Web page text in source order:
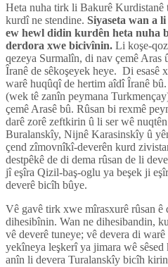
Heta nuha tirk li Bakurê
kurdî ne stendine. Siyaseta wan a
ew hewl didin kurdên heta nuha
derdora xwe bicivînin. Li koşe-
qezeya Surmalîn, di nav çemê Aras
Îranê de sêkoşeyek heye. Di esasê
warê huqûqî de hertim aîdî Îranê
(wek tê zanîn peymana
çemê Arasê bû. Rûsan bi rexmê
darê zorê zeftkirin û li ser wê
Buralanskîy, Nijnê Karasinskîy û
çend zîmovnîkî-deverên kurd
destpêkê de di dema rûsan de li
jî eşîra Qizil-baş-oglu ya beşek ji
deverê bicîh bûye.
Vê gavê tirk xwe mîrasxurê rûsan ê
dihesibînin. Wan ne dihesibandin,
vê deverê tuneye; vê devera di
yekîneya leşkerî ya jimara wê
anîn li devera Turalanskîy bicîh